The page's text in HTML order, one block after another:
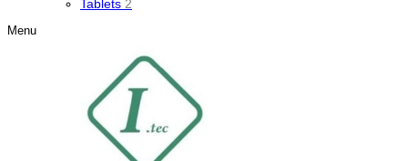
Tablets 2
Menu